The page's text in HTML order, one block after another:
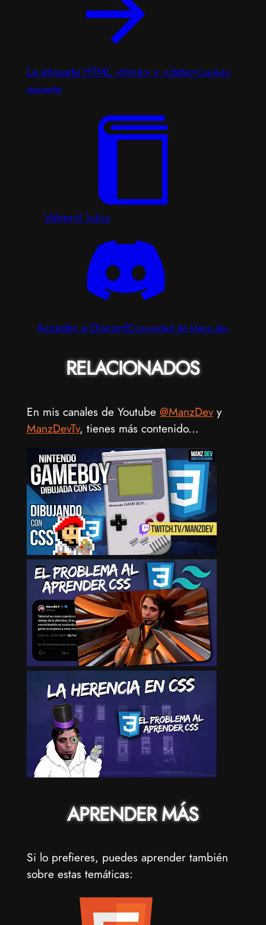
La etiqueta HTML <time> y <data>Capítulo
siguiente
VolverAl índice
Acceder a DiscordComunidad de Manz.dev
RELACIONADOS
En mis canales de Youtube @ManzDevy
ManzDevTv, tienes más contenido...
APRENDER MÁS
Si lo prefieres, puedes aprender también
sobre estas temáticas: